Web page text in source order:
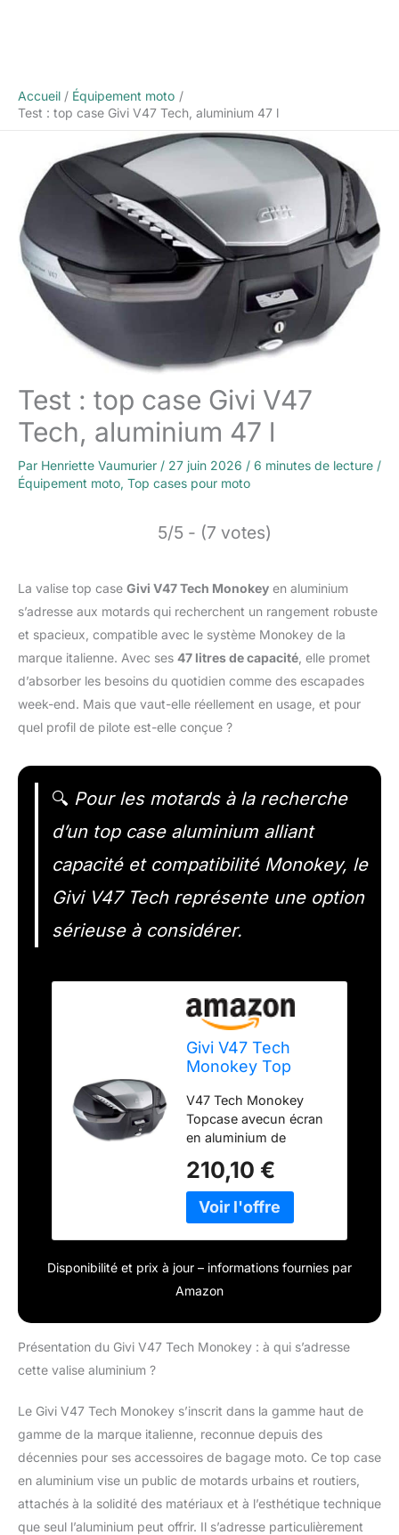
Accueil
Équipement moto
Test : top case Givi V47 Tech, aluminium 47 l
Test : top case Givi V47
Tech, aluminium 47 l
Par Henriette Vaumurier / 27 juin 2026 / 6 minutes de lecture /
Équipement moto, Top cases pour moto
5/5 - (7 votes)
La valise top case Givi V47 Tech Monokey en aluminium
s’adresse aux motards qui recherchent un rangement robuste
et spacieux, compatible avec le système Monokey de la
marque italienne. Avec ses 47 litres de capacité , elle promet
d’absorber les besoins du quotidien comme des escapades
week-end. Mais que vaut-elle réellement en usage, et pour
quel profil de pilote est-elle conçue ?
🔍 Pour les motards à la recherche
d’un top case aluminium alliant
capacité et compatibilité Monokey, le
Givi V47 Tech représente une option
sérieuse à considérer.
Givi V47 Tech
Monokey Top
47 L
V47 Tech Monokey
Topcase avecun écran
en aluminium de
max. de chargement 10
kg Nouveau Fabriqué
en Italie Dimensions de
46.6 x 30
210,10 €
Disponibilité et prix à jour – informations fournies par
Amazon
Présentation du Givi V47 Tech Monokey : à qui s’adresse
cette valise aluminium ?
Le Givi V47 Tech Monokey s’inscrit dans la gamme haut de
gamme de la marque italienne, reconnue depuis des
décennies pour ses accessoires de bagage moto. Ce top case
en aluminium vise un public de motards urbains et routiers,
attachés à la solidité des matériaux et à l’esthétique technique
que seul l’aluminium peut offrir. Il s’adresse particulièrement